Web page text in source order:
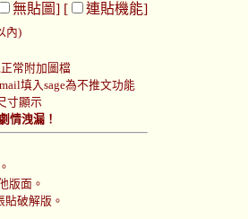
無貼圖] [ 連貼機能]
內)
正常附加圖檔
填入sage為不推文功能
寸顯示
情洩漏！
版面。
破解版。